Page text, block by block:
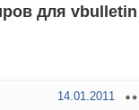
для vbulletin
14.01.2011